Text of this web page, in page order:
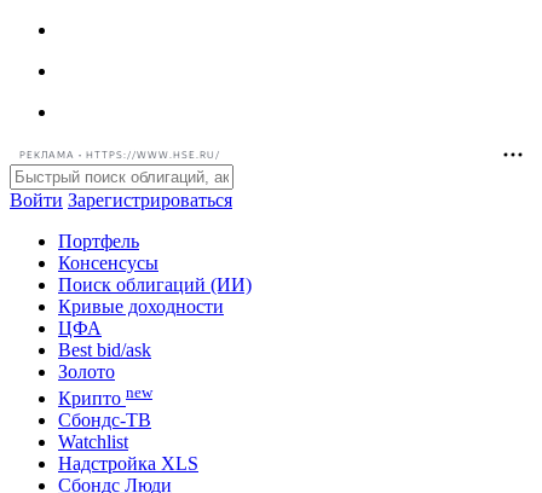
РЕКЛАМА • HTTPS://WWW.HSE.RU/
Войти Зарегистрироваться
Портфель
Консенсусы
Поиск облигаций (ИИ)
Кривые доходности
ЦФА
Best bid/ask
Золото
Крипто new